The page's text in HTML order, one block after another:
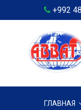
+992
ГЛАВНАЯ